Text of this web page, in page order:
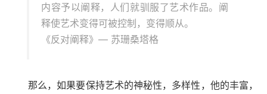
内容予以阐释，人们就驯服了艺术作品。阐
释使艺术变得可被控制，变得顺从。
《反对阐释》— 苏珊桑塔格
那么，如果要保持艺术的神秘性，多样性，他的丰富，